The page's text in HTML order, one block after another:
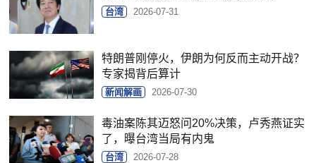
台湾 2026-07-31
特朗普刚停火，伊朗为何反而主动开战？
专家揭背后算计
新闻解画 2026-07-30
毒油案陈其迈怒问20%决策，卢秀燕证实
了，曝台湾当局有内鬼
台湾 2026-07-28